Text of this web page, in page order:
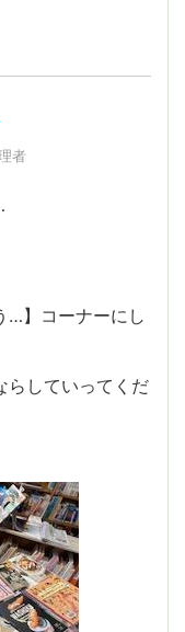
者
…】コーナーにし
らしていってくだ